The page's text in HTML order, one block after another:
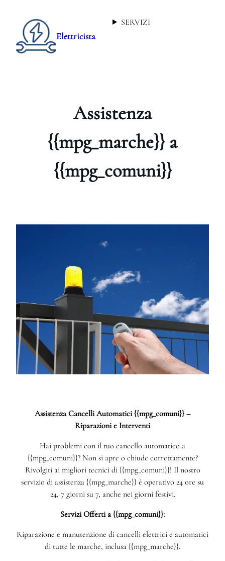
Elettricista
SERVIZI
Assistenza
{{mpg_marche}} a
{{mpg_comuni}}
Assistenza Cancelli Automatici {{mpg_comuni}} –
Riparazioni e Interventi
Hai problemi con il tuo cancello automatico a
{{mpg_comuni}}? Non si apre o chiude correttamente?
Rivolgiti ai migliori tecnici di {{mpg_comuni}}! Il nostro
servizio di assistenza {{mpg_marche}} è operativo 24 ore su
24, 7 giorni su 7, anche nei giorni festivi.
Servizi Offerti a {{mpg_comuni}}:
Riparazione e manutenzione di cancelli elettrici e automatici
di tutte le marche, inclusa {{mpg_marche}}.